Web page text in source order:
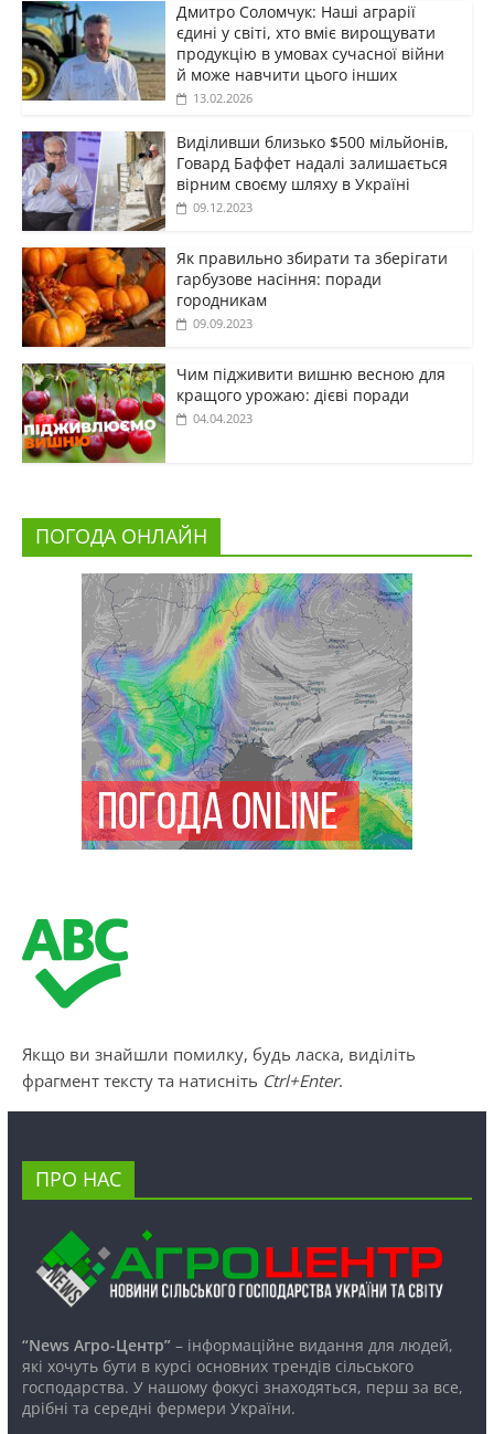
Дмитро Соломчук: Наші аграрії
єдині у світі, хто вміє вирощувати
продукцію в умовах сучасної війни
й може навчити цього інших
13.02.2026
Виділивши близько $500 мільйонів,
Говард Баффет надалі залишається
вірним своєму шляху в Україні
09.12.2023
Як правильно збирати та зберігати
гарбузове насіння: поради
городникам
09.09.2023
Чим підживити вишню весною для
кращого урожаю: дієві поради
04.04.2023
ПОГОДА ОНЛАЙН
Якщо ви знайшли помилку, будь ласка, виділіть
фрагмент тексту та натисніть Ctrl+Enter.
ПРО НАС
“News Агро-Центр”– інформаційне видання для людей,
які хочуть бути в курсі основних трендів сільського
господарства. У нашому фокусі знаходяться, перш за все,
дрібні та середні фермери України.